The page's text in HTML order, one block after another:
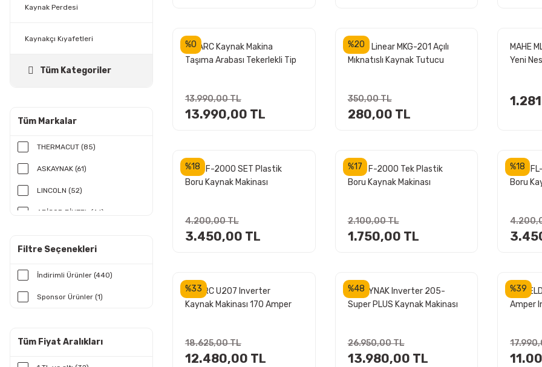
Kaynak Perdesi
Kaynakçı Kıyafetleri
Tüm Kategoriler
Tüm Markalar
THERMACUT (85)
ASKAYNAK (61)
LINCOLN (52)
ABİCOR BİNZEL (46)
UNIARC (33)
ESAB (31)
VICTOR THERMAL DYNAMICS
Filtre Seçenekleri
İndirimli Ürünler (440)
Sponsor Ürünler (1)
Tüm Fiyat Aralıkları
%0
UNIARC Kaynak Makina
Taşıma Arabası Tekerlekli Tip
13.990,00 TL
13.990,00 TL
%20
Heinz Linear MKG-201 Açılı
Mıknatıslı Kaynak Tutucu
350,00 TL
280,00 TL
MAHE
Yeni
%18
VİRA F-2000 SET Plastik
Boru Kaynak Makinası
4.200,00 TL
3.450,00 TL
%17
VİRA F-2000 Tek Plastik
Boru Kaynak Makinası
2.100,00 TL
1.750,00 TL
%18
VİRA
Boru
%33
UNIARC U207 Inverter
Kaynak Makinası 170 Amper
18.625,00 TL
12.480,00 TL
%48
ASKAYNAK Inverter 205-
Super PLUS Kaynak Makinası
26.950,00 TL
13.980,00 TL
%39
Amper